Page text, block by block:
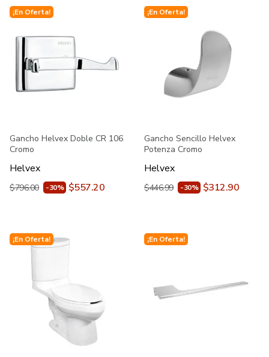
¡En Oferta!
Gancho Helvex Doble CR 106
Cromo
Helvex
$796.00 -30% $557.20
¡En Oferta!
Gancho Sencillo Helvex
Potenza Cromo
Helvex
$446.99 -30% $312.90
¡En Oferta! ¡En Oferta!